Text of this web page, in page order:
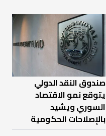
صندوق النقد الدولي
يتوقع نمو الاقتصاد
السوري ويشيد
بالإصلاحات الحكومية